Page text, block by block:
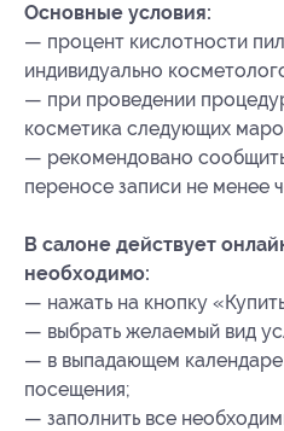
Основные условия:
— процент кислотности
индивидуально
— при проведении
косметика следующих
— рекомендовано
переносе записи не менее
В салоне действует
необходимо:
— нажать на кнопку
— выбрать желаемый вид
— в выпадающем календаре
посещения;
— заполнить все